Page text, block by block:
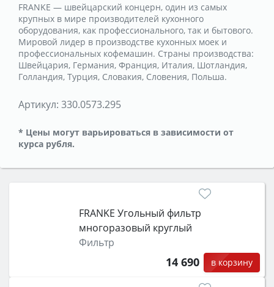
FRANKE — швейцарский концерн, один из самых
крупных в мире производителей кухонного
оборудования, как профессионального, так и бытового.
Мировой лидер в производстве кухонных моек и
профессиональных кофемашин. Страны производства:
Швейцария, Германия, Франция, Италия, Шотландия,
Голландия, Турция, Словакия, Словения, Польша.
Артикул: 330.0573.295
* Цены могут варьироваться в зависимости от
курса рубля.
FRANKE Угольный фильтр
многоразовый круглый
Фильтр
14 690 в корзину